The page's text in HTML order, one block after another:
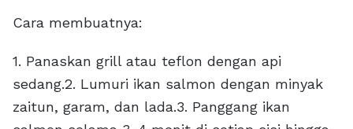
Cara membuatnya:
1. Panaskan grill atau teflon dengan api
sedang.2. Lumuri ikan salmon dengan minyak
zaitun, garam, dan lada.3. Panggang ikan